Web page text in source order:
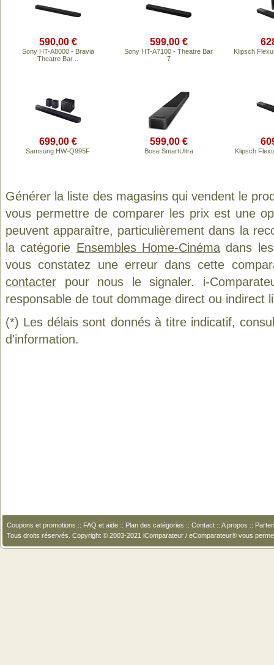
590,00 €
Sony HT-A8000 - Bravia
Theatre Bar ..
599,00 €
Sony HT-A7100 - Theatre Bar
7
Klipsch
699,00 €
Samsung HW-Q995F
599,00 €
Bose SmartUltra Klipsch
Générer la liste des magasins qui vendent le
vous permettre de comparer les prix est une
peuvent apparaître, particulièrement dans la
la catégorie Ensembles Home-Cinémadans les
vous constatez une erreur dans cette
contacter pour nous le signaler. i-
responsable de tout dommage direct ou indirect
(*) Les délais sont donnés à titre indicatif,
d'information.
Coupons et promotions :: FAQ et aide :: Plan des catégories :: Contact :: A propos ::
Tous droits réservés. Copyright © 2003-2021 iComparateur / eComparateur® vous